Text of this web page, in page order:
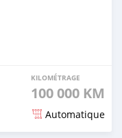
KILOMÉTRAGE
100 000 KM
Automatique